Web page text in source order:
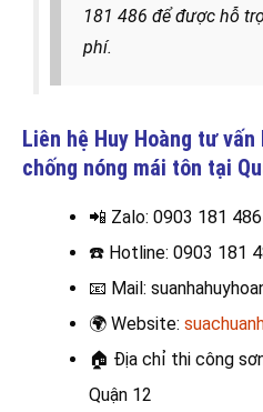
181 486 để được hỗ
phí.
Liên hệ Huy Hoàng tư
chống nóng mái tôn tại
📲 Zalo: 0903 181 486
☎️ Hotline: 0903 181
📧 Mail:
🌍 Website:
🏠 Địa chỉ thi công
Quận 12